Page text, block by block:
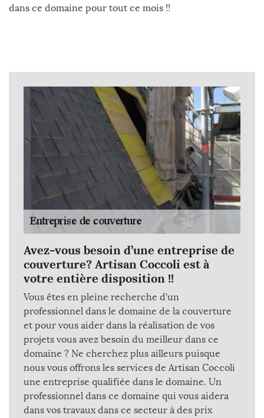
dans ce domaine pour tout ce mois !!
Avez-vous besoin d’une entreprise de
couverture? Artisan Coccoli est à
votre entière disposition !!
Vous êtes en pleine recherche d’un
professionnel dans le domaine de la couverture
et pour vous aider dans la réalisation de vos
projets vous avez besoin du meilleur dans ce
domaine ? Ne cherchez plus ailleurs puisque
nous vous offrons les services de Artisan Coccoli
une entreprise qualifiée dans le domaine. Un
professionnel dans ce domaine qui vous aidera
dans vos travaux dans ce secteur à des prix